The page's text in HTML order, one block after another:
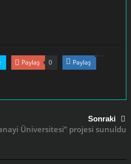
Paylaş 0 Paylaş
Sonraki
Üniversitesi” projesi sunuldu